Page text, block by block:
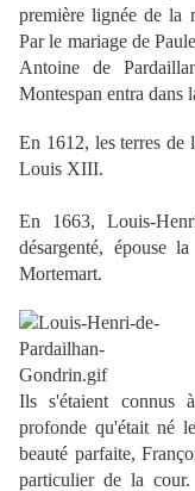
première lignée de la
Par le mariage de
Antoine de
Montespan entra dans
En 1612, les terres de
Louis XIII.
En 1663, Louis-
désargenté, épouse
Mortemart.
Ils s'étaient connus
profonde qu'était né
beauté parfaite,
particulier de la